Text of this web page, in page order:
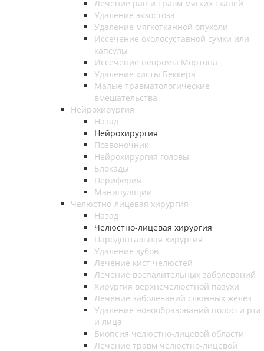
Лечение ран и травм мягких тканей
Удаление экзостоза
Удаление мягкотканной опухоли
Иссечение околосуставной сумки или
капсулы
Иссечение невромы Мортона
Удаление кисты Беккера
Малые травматологические
вмешательства
Нейрохирургия
Назад
Нейрохирургия
Позвоночник
Нейрохирургия головы
Блокады
Периферия
Манипуляции
Челюстно-лицевая хирургия
Назад
Челюстно-лицевая хирургия
Пародонтальная хирургия
Удаление зубов
Лечение кист челюстей
Лечение воспалительных заболеваний
Хирургия верхнечелюстной пазухи
Лечение заболеваний слюнных желез
Удаление новообразований полости рта
и лица
Биопсия челюстно-лицевой области
Лечение травм челюстно-лицевой